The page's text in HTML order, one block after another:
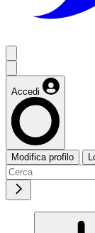
Accedi
Modifica profilo